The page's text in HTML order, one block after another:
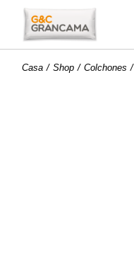
contenido
Casa Shop Colchones